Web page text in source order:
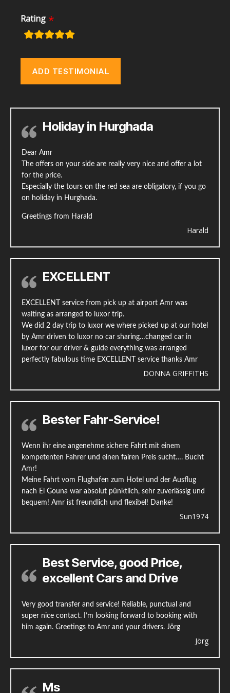
Rating
r
t
e
l
Holiday in Hurghada
Dear Amr
The offers on your side are really very nice and offer a lot
for the price.
Especially the tours on the red sea are obligatory, if you go
on holiday in Hurghada.
Greetings from Harald
Harald
EXCELLENT
EXCELLENT service from pick up at airport Amr was
waiting as arranged to luxor trip.
We did 2 day trip to luxor we where picked up at our hotel
by Amr driven to luxor no car sharing…changed car in
luxor for our driver & guide everything was arranged
perfectly fabulous time EXCELLENT service thanks Amr
DONNA GRIFFITHS
Bester Fahr-Service!
Wenn ihr eine angenehme sichere Fahrt mit einem
kompetenten Fahrer und einen fairen Preis sucht…. Bucht
Amr!
Meine Fahrt vom Flughafen zum Hotel und der Ausflug
nach El Gouna war absolut pünktlich, sehr zuverlässig und
bequem! Amr ist freundlich und flexibel! Danke!
Sun1974
Best Service, good Price,
excellent Cars and Drive
Very good transfer and service! Reliable, punctual and
super nice contact. I’m looking forward to booking with
him again. Greetings to Amr and your drivers. Jörg
Jörg
Ms